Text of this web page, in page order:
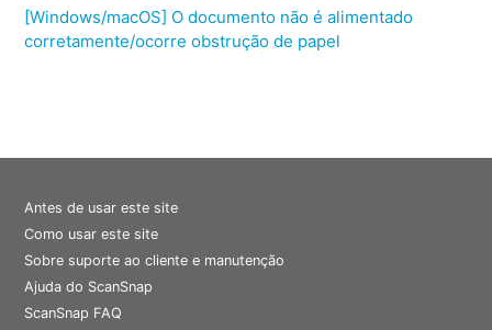
[Windows/macOS] O documento não é alimentado
corretamente/ocorre obstrução de papel
Antes de usar este site
Como usar este site
Sobre suporte ao cliente e manutenção
Ajuda do ScanSnap
ScanSnap FAQ